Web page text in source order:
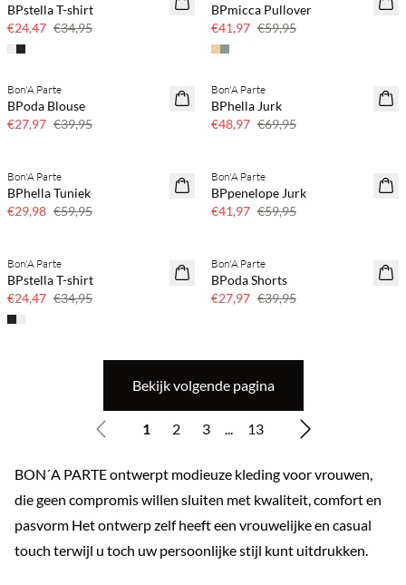
BPstella T-shirt
€24,47 €34,95
BPmicca Pullover
€41,97 €59,95
SAVE20
Bon'A Parte
BPoda Blouse
€27,97 €39,95
SAVE20
Bon'A Parte
BPhella Jurk
€48,97 €69,95
SAVE20
Bon'A Parte
BPhella Tuniek
€29,98 €59,95
SAVE20
30% korting
Bon'A Parte
BPpenelope Jurk
€41,97 €59,95
SAVE20
Bon'A Parte
BPstella T-shirt
€24,47 €34,95
SAVE20
Bon'A Parte
BPoda Shorts
€27,97 €39,95
Bekijk volgende pagina
1 2 3 ... 13
BON´A PARTE ontwerpt modieuze kleding voor vrouwen,
die geen compromis willen sluiten met kwaliteit, comfort en
pasvorm Het ontwerp zelf heeft een vrouwelijke en casual
touch terwijl u toch uw persoonlijke stijl kunt uitdrukken.